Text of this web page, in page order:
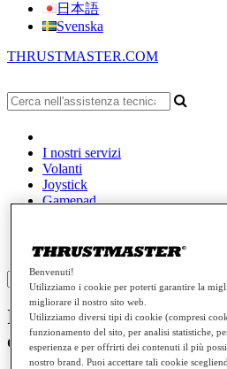
日本語
Svenska
THRUSTMASTER.COM
I nostri servizi
Volanti
Joystick
Gamepad
Parti di ricambio
Il mio Ferrari SF-25 /
capovolto sul mio T598
Benvenuti!
Utilizziamo i cookie per poterti garantire la
migliorare il nostro sito web.
Utilizziamo diversi tipi di cookie (compresi
funzionamento del sito, per analisi statistiche,
esperienza e per offrirti dei contenuti il più
nostro brand. Puoi accettare tali cookie